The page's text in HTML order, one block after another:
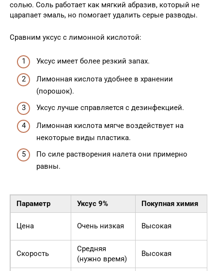
солью. Соль работает как мягкий абразив, который не
царапает эмаль, но помогает удалить серые разводы.
Сравним уксус с лимонной кислотой:
Уксус имеет более резкий запах.
Лимонная кислота удобнее в хранении
(порошок).
Уксус лучше справляется с дезинфекцией.
Лимонная кислота мягче воздействует на
некоторые виды пластика.
По силе растворения налета они примерно
равны.
Параметр Уксус 9% Покупная химия
Цена Очень низкая Высокая
Скорость
Средняя
(нужно время)
Высокая